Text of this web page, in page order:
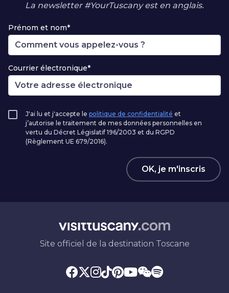
La newsletter #YourTuscany est en anglais.
Prénom et nom*
Courrier électronique*
J'ai lu et j'accepte le politique de confidentialité et
j’autorise le traitement de mes données personnelles en
vertu du Décret Législatif 196/2003 et du RGPD
(Règlement UE 679/2016).
OK, je m'inscris
Site officiel de la destination Toscane